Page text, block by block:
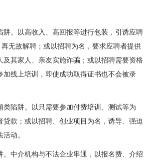
阱。以高收入、高回报等进行包装，引诱应聘
再无故解聘；或以招聘为名，要求应聘者提供
及其家人、亲友实施诈骗；或以招聘需要资格
加线上培训，即使成功取得证书也不会被录
类陷阱。以只需要参加付费培训、测试等为
贷款；或以招聘、创业项目为名，诱导、强迫
动。
。中介机构与不法企业串通，以报名费、介绍